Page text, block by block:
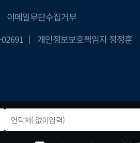
이메일무단수집거부
개인정보보호책임자 정정훈